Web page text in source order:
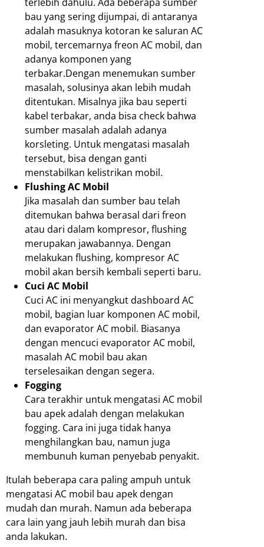
terlebih dahulu. Ada beberapa sumber
bau yang sering dijumpai, di antaranya
adalah masuknya kotoran ke saluran AC
mobil, tercemarnya freon AC mobil, dan
adanya komponen yang
terbakar.Dengan menemukan sumber
masalah, solusinya akan lebih mudah
ditentukan. Misalnya jika bau seperti
kabel terbakar, anda bisa check bahwa
sumber masalah adalah adanya
korsleting. Untuk mengatasi masalah
tersebut, bisa dengan ganti
menstabilkan kelistrikan mobil.
Flushing AC Mobil
Jika masalah dan sumber bau telah
ditemukan bahwa berasal dari freon
atau dari dalam kompresor, flushing
merupakan jawabannya. Dengan
melakukan flushing, kompresor AC
mobil akan bersih kembali seperti baru.
Cuci AC Mobil
Cuci AC ini menyangkut dashboard AC
mobil, bagian luar komponen AC mobil,
dan evaporator AC mobil. Biasanya
dengan mencuci evaporator AC mobil,
masalah AC mobil bau akan
terselesaikan dengan segera.
Fogging
Cara terakhir untuk mengatasi AC mobil
bau apek adalah dengan melakukan
fogging. Cara ini juga tidak hanya
menghilangkan bau, namun juga
membunuh kuman penyebab penyakit.
Itulah beberapa cara paling ampuh untuk
mengatasi AC mobil bau apek dengan
mudah dan murah. Namun ada beberapa
cara lain yang jauh lebih murah dan bisa
anda lakukan.